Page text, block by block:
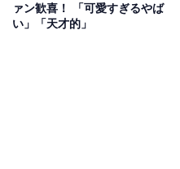
ァン歓喜！ 「可愛すぎるやば
い」「天才的」